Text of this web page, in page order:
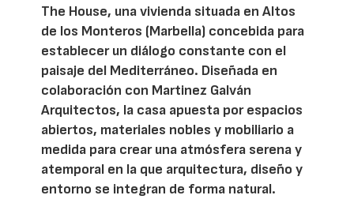
The House, una vivienda situada en Altos
de los Monteros (Marbella) concebida para
establecer un diálogo constante con el
paisaje del Mediterráneo. Diseñada en
colaboración con Martinez Galván
Arquitectos, la casa apuesta por espacios
abiertos, materiales nobles y mobiliario a
medida para crear una atmósfera serena y
atemporal en la que arquitectura, diseño y
entorno se integran de forma natural.